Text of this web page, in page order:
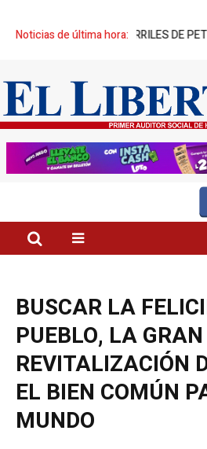
Noticias de última hora:
DE BARRILES DE PETRÓLEO
BUSCAR LA
PUEBLO, LA GRAN
REVITALIZACIÓN
EL BIEN COMÚN
MUNDO